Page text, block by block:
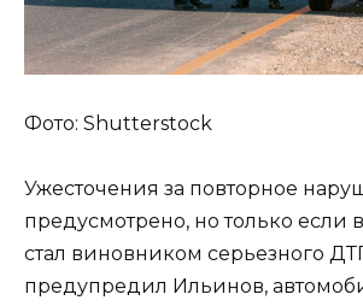
Фото: Shutterstock
Ужесточения за повторное
предусмотрено, но только если
стал виновником серьезного
предупредил Ильинов,